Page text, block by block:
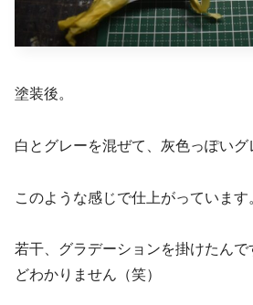
塗装後。
白とグレーを混ぜて、灰色っぽいグ
このような感じで仕上がっています
若干、グラデーションを掛けたん
どわかりません（笑）